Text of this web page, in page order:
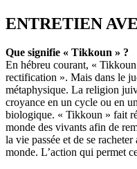
ENTRETIEN
Que signifie « Tikkoun » ?
En hébreu courant, «
rectification ». Mais dans le
métaphysique. La religion
croyance en un cycle ou en
biologique. « Tikkoun » fait
monde des vivants afin de
la vie passée et de se
monde. L’action qui permet